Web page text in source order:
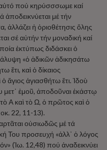
πού κηρύσσσωμε καί
ἀποδεικνύεται μέ τήν
ἀλλάζει ἡ ὁριοθέτησις ὅλης
σέ αὐτήν τήν μοναδική καί
ἐκτύπως διδάσκει ὁ
«ὁ ἀδικῶν ἀδικησάτω
ἔτι, καὶ ὁ δίκαιος
ἅγιος ἁγιασθήτω ἔτι. Ἰδοὺ
μετ᾿ ἐμοῦ, ἀποδοῦναι ἑκάστῳ
Α καὶ τὸ Ω, ὁ πρῶτος καὶ ὁ
22, 11-13).
οὐσιωδῶς μέ τά
Του προσευχή «ἀλλ᾿ ὁ λόγος
(Ἰω. 12,48) πού ἀναδεικνύει